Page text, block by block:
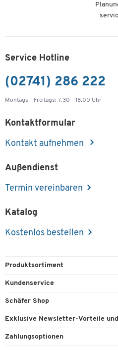
Service Hotline
(02741) 286 222
Montags - Freitags: 7.30 - 18.00 Uhr
Kontaktformular
Kontakt aufnehmen
Außendienst
Termin vereinbaren
Katalog
Kostenlos bestellen
Produktsortiment
Büroausstattung
Reinigung & Hygiene
Kundenservice
Direktbestellung
Kontaktformulare
Schäfer Shop
Services & Leistungen
Exklusive Newsletter-Vorteile
Willkommensgutschein
Zahlungsoptionen